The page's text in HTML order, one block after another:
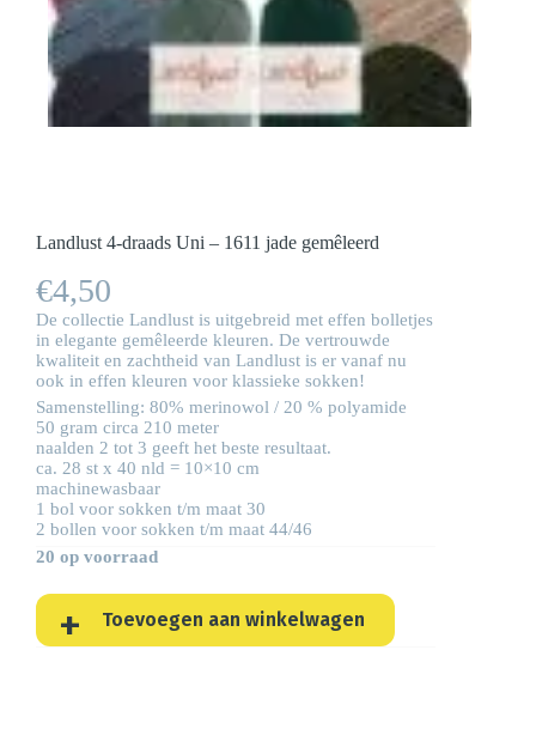
Landlust 4-draads Uni – 1611 jade gemêleerd
€4,50
De collectie Landlust is uitgebreid met effen bolletjes
in elegante gemêleerde kleuren. De vertrouwde
kwaliteit en zachtheid van Landlust is er vanaf nu
ook in effen kleuren voor klassieke sokken!
Samenstelling: 80% merinowol / 20 % polyamide
50 gram circa 210 meter
naalden 2 tot 3 geeft het beste resultaat.
ca. 28 st x 40 nld = 10×10 cm
machinewasbaar
1 bol voor sokken t/m maat 30
2 bollen voor sokken t/m maat 44/46
20 op voorraad
Toevoegen aan winkelwagen